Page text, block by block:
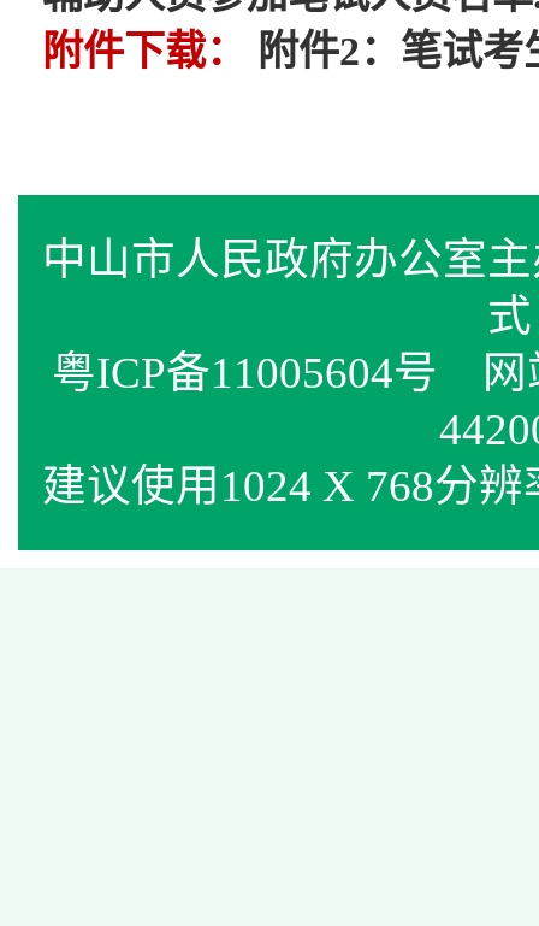
附件下载：
附件2：笔试考
中山市人民政府办公
式
粤ICP备11005604号 网
建议使用1024 X 768分